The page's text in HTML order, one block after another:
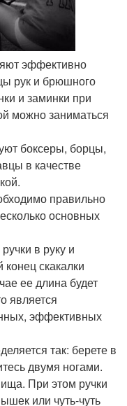
эффективно
рук и брюшного
и заминки при
можно заниматься
боксеры, борцы,
в качестве
правильно
основных
в руку и
скакалки
ее длина будет
является
эффективных
так: берете в
двумя ногами.
При этом ручки
или чуть-чуть